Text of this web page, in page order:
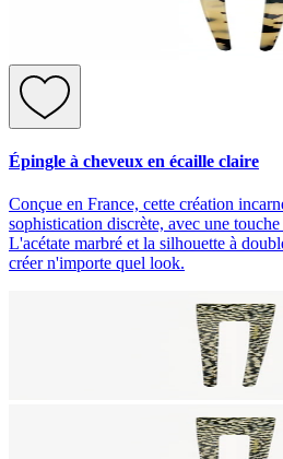
Épingle à cheveux en écaille claire
Conçue en France, cette création
sophistication discrète, avec une
L'acétate marbré et la silhouette à
créer n'importe quel look.